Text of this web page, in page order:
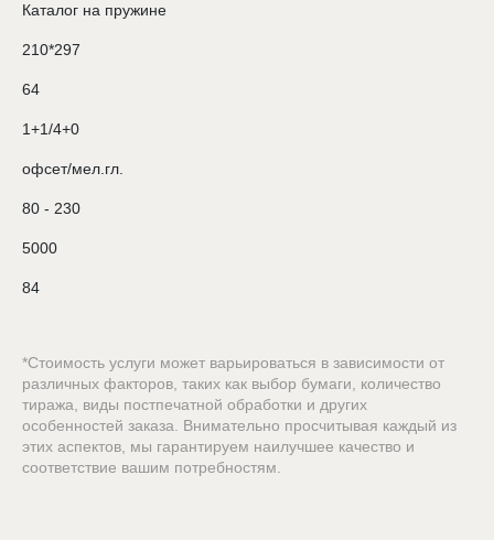
Каталог на пружине
210*297
64
1+1/4+0
офсет/мел.гл.
80 - 230
5000
84
*Стоимость услуги может варьироваться в зависимости от
различных факторов, таких как выбор бумаги, количество
тиража, виды постпечатной обработки и других
особенностей заказа. Внимательно просчитывая каждый из
этих аспектов, мы гарантируем наилучшее качество и
соответствие вашим потребностям.